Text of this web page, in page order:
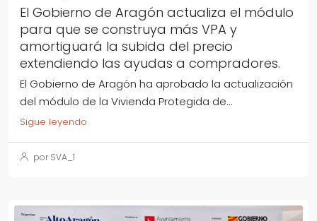
El Gobierno de Aragón actualiza el módulo
para que se construya más VPA y
amortiguará la subida del precio
extendiendo las ayudas a compradores.
El Gobierno de Aragón ha aprobado la actualización
del módulo de la Vivienda Protegida de...
Sigue leyendo
por SVA_1